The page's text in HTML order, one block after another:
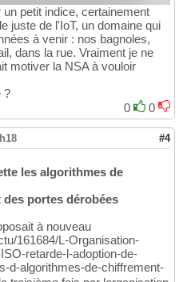
petit indice, certainement
juste de l'IoT, un domaine qui
à venir : nos bagnoles,
dans la rue. Vraiment je ne
motiver la NSA à vouloir
?
0
0
#4
les algorithmes de
portes dérobées
à nouveau
161684/L-Organisation-
retarde-l-adoption-de-
d-algorithmes-de-chiffrement-